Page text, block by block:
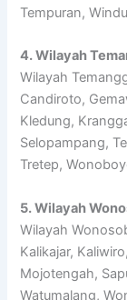
Tempuran,
4. Wilayah
Wilayah
Candiroto,
Kledung,
Selopampang,
Tretep,
5. Wilayah
Wilayah
Kalikajar,
Mojotengah,
Watumalang,